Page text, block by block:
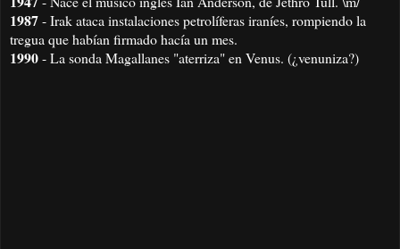
1987- Irak ataca instalaciones petrolíferas iraníes, rompiendo la
tregua que habían firmado hacía un mes.
1990- La sonda Magallanes "aterriza" en Venus. (¿venuniza?)